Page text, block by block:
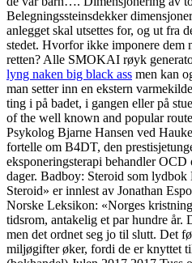
Belegningssteinsdekker
anlegget skal utsettes for, og ut fra
stedet. Hvorfor ikke imponere dem
retten? Alle SMOKAI røyk
lyng naken big black ass men kan
man setter inn en ekstern
ting i på badet, i gangen eller på
of the well known and popular
Psykolog Bjarne Hansen ved
fortelle om B4DT, den
eksponeringsterapi behandler
dager. Badboy: Steroid som
Steroid» er innlest av Jonathan
Norske Leksikon: «Norges
tidsrom, antakelig et par hundre år.
men det ordnet seg jo til slutt. Det
miljøgifter øker, fordi de er knyttet